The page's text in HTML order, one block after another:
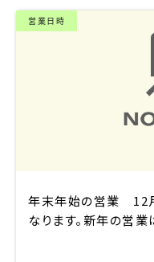
営業日時
年末年始の営業 12
なります。新年の営